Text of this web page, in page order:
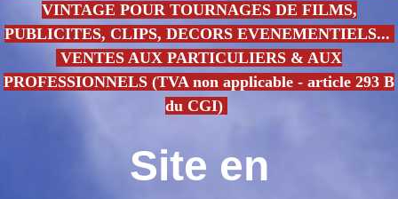
VINTAGE POUR TOURNAGES DE FILMS,
PUBLICITES, CLIPS, DECORS EVENEMENTIELS...
VENTES AUX PARTICULIERS & AUX
PROFESSIONNELS (TVA non applicable - article 293 B
du CGI)
Site en